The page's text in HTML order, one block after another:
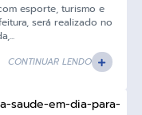
esporte, turismo e
será realizado no
CONTINUAR LENDO